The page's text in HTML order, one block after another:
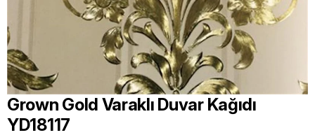
Grown Gold Varaklı Duvar Kağıdı
YD18117